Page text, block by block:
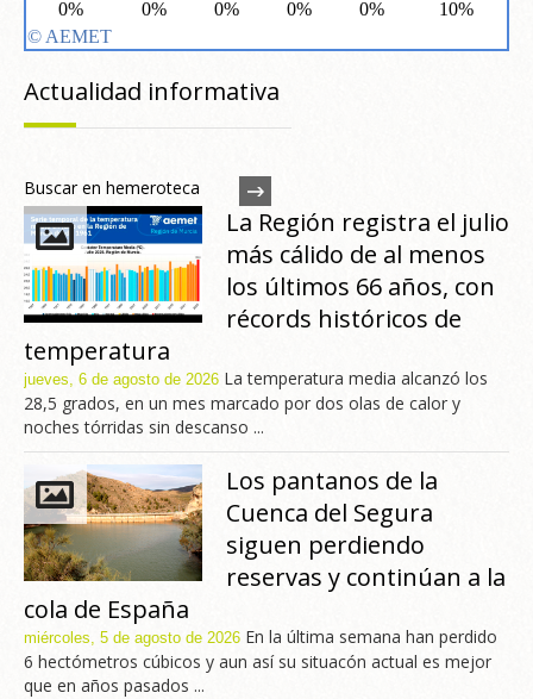
Actualidad informativa
Buscar en hemeroteca
La Región registra el julio
más cálido de al menos
los últimos 66 años, con
récords históricos de
temperatura
jueves, 6 de agosto de 2026 La temperatura media alcanzó los
28,5 grados, en un mes marcado por dos olas de calor y
noches tórridas sin descanso ...
Los pantanos de la
Cuenca del Segura
siguen perdiendo
reservas y continúan a la
cola de España
miércoles, 5 de agosto de 2026 En la última semana han perdido
6 hectómetros cúbicos y aun así su situacón actual es mejor
que en años pasados ...